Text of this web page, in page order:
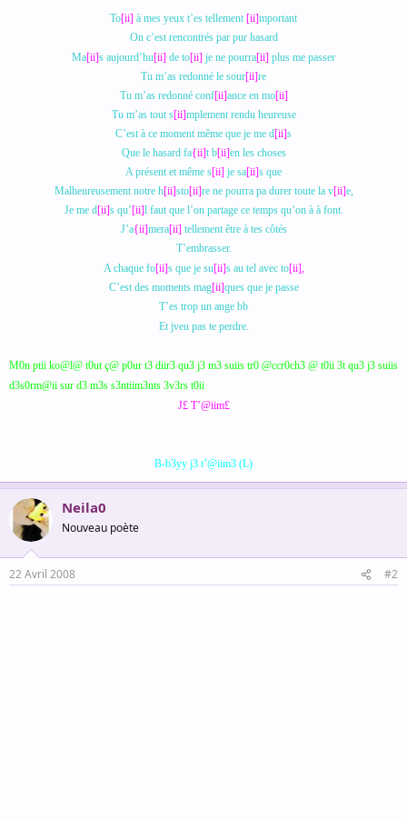
To[ii] à mes yeux t’es tellement [ii]mportant
On c’est rencontrés par pur hasard
Ma[ii]s aujourd’hu[ii] de to[ii] je ne pourra[ii] plus me passer
Tu m’as redonné le sour[ii]re
Tu m’as redonné conf[ii]ance en mo[ii]
Tu m’as tout s[ii]mplement rendu heureuse
C’est à ce moment même que je me d[ii]s
Que le hasard fa{ii]t b[ii]en les choses
A présent et même s[ii] je sa[ii]s que
Malheureusement notre h[ii]sto[ii]re ne pourra pa durer toute la v[ii]e,
Je me d[ii]s qu’[ii]l faut que l’on partage ce temps qu’on à à font.
J’a{ii]mera[ii]tellement être à tes côtés
T’embrasser.
A chaque fo[ii]s que je su[ii]s au tel avec to[ii],
C’est des moments mag[ii]ques que je passe
T’es trop un ange bb
Et jveu pas te perdre.
M0n ptii ko@l@ t0ut ç@ p0ur t3 diir3 qu3 j3 m3 suiis tr0 @ccr0ch3 @ t0ii 3t qu3 j3 suiis
d3s0rm@ii sur d3 m3s s3ntiim3nts 3v3rs t0ii
J£ T’@iim£
B-b3yy j3 t’@iim3 (L)
Neila0
Nouveau poète
22 Avril 2008 #2